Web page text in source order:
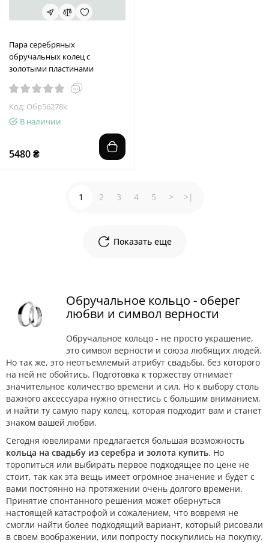
Пара серебряных
обручальных колец с
золотыми пластинами
Код: Обр56278k
В наличии
5480 ₴
Показать еще
1 2 3 4 5 > >|
Обручальное кольцо - оберег
любви и символ верности
Обручальное кольцо - не просто украшение,
это символ верности и союза любящих людей.
Но так же, это неотъемлемый атрибут свадьбы, без которого
на ней не обойтись. Подготовка к торжеству отнимает
значительное количество времени и сил. Но к выбору столь
важного аксессуара нужно отнестись с большим вниманием,
и найти ту самую пару колец, которая подходит вам и станет
знаком вашей любви.
Сегодня ювелирами предлагается большая возможность
кольца на свадьбу из серебра и золота купить. Но
торопиться или выбирать первое подходящее по цене не
стоит, так как эта вещь имеет огромное значение и будет с
вами постоянно на протяжении очень долгого времени.
Принятие спонтанного решения может обернуться
настоящей катастрофой и сожалением, что вовремя не
смогли найти более подходящий вариант, который рисовали
в своем воображении, или попросту поскупились на покупку.